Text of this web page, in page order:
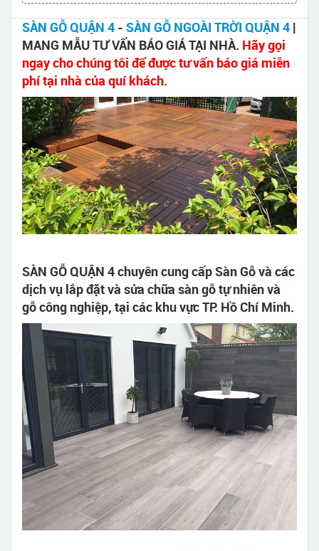
SÀN GỖ QUẬN 4 - SÀN GỖ NGOÀI TRỜI QUẬN 4 |
MANG MẪU TƯ VẤN BÁO GIÁ TẠI NHÀ. Hãy gọi
ngay cho chúng tôi để được tư vấn báo giá miễn
phí tại nhà của quí khách.
SÀN GỖ QUẬN 4 chuyên cung cấp Sàn Gỗ và các
dịch vụ lắp đặt và sửa chữa sàn gỗ tự nhiên và
gỗ công nghiệp, tại các khu vực TP. Hồ Chí Minh.